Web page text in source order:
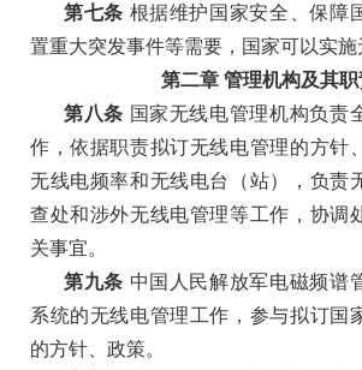
第七条 根据维护国家安全、保障
置重大突发事件等需要，国家可以实施
第二章 管理机构及其职
第八条 国家无线电管理机构负责
作，依据职责拟订无线电管理的方针
无线电频率和无线电台（站），负责
查处和涉外无线电管理等工作，协调
关事宜。
第九条 中国人民解放军电磁频谱
系统的无线电管理工作，参与拟订国
的方针、政策。